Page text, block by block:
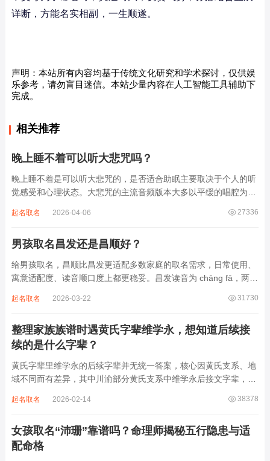
详断，方能名实相副，一生顺遂。
声明：本站所有内容均基于传统文化研究和学术探讨，仅供娱
乐参考，请勿盲目迷信。本站少量内容在人工智能工具辅助下
完成。
相关推荐
晚上睡不着可以听大悲咒吗？
晚上睡不着是可以听大悲咒的，是否适合助眠主要取决于个人的听
觉感受和心理状态。大悲咒的主流音频版本大多以平缓的唱腔为
急促的鼓点，这类音频本身具备静心的基础特质。睡前思绪繁杂、
27336
起名取名 2026-04-06
男孩取名昌发还是昌顺好？
给男孩取名，昌顺比昌发更适配多数家庭的取名需求，日常使用、
寓意适配度、读音顺口度上都更稳妥。昌发读音为 chāng fā，两个
离叫名字时辨识度不高。昌字本义为兴盛、繁茂，发字核心指向发
31730
起名取名 2026-03-22
整理家族族谱时遇黄氏字辈维学永，想知道后续接
续的是什么字辈？
黄氏字辈里维学永的后续字辈并无统一答案，核心因黄氏支系、地
域不同而有差异，其中川渝部分黄氏支系中维学永后接文字辈，完
某支系的续修字辈，在安岳、岳池一带的黄氏族谱里能明确查到，
38378
起名取名 2026-02-14
女孩取名“沛珊”靠谱吗？命理师揭秘五行隐患与适
配命格